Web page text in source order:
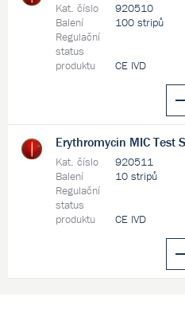
Kat. číslo
920510
Balení
100 stripů
Regulační
status
produktu
CE IVD
Erythromycin MIC Test
Kat. číslo
920511
Balení
10 stripů
Regulační
status
produktu
CE IVD